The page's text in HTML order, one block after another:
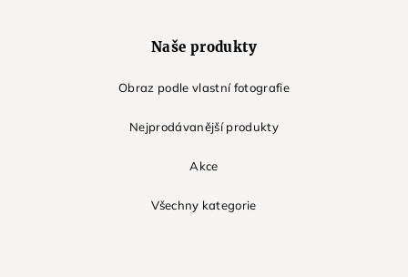
Naše produkty
Obraz podle vlastní fotografie
Nejprodávanější produkty
Akce
Všechny kategorie